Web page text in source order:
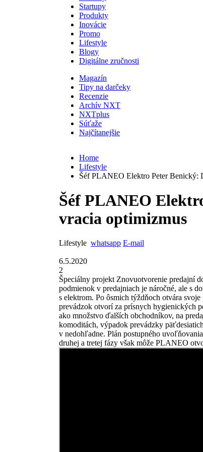
Startupy
Produkty
Inovácie
Promo
Lifestyle
Blogy
Digitálne zručnosti
Magazín
Tipy na darčeky
Recenzie
Archív NXT
NXTplus
Súťaže
Najčítanejšie
Home
Lifestyle
Šéf PLANEO Elektro Peter Benický:
Šéf PLANEO
vracia optimizmus
Lifestyle whatsapp E-mail
6.5.2020
2
Špeciálny projekt Znovuotvorenie predajní
podmienok v predajniach je náročné, ale s
s elektrom. Po ôsmich týždňoch otvára
prevádzok otvorí za prísnych hygienických
ako množstvo ďalších obchodníkov, na
komoditách, výpadok prevádzky
v nedohľadne. Plán postupného
druhej a tretej fázy však môže PLANEO